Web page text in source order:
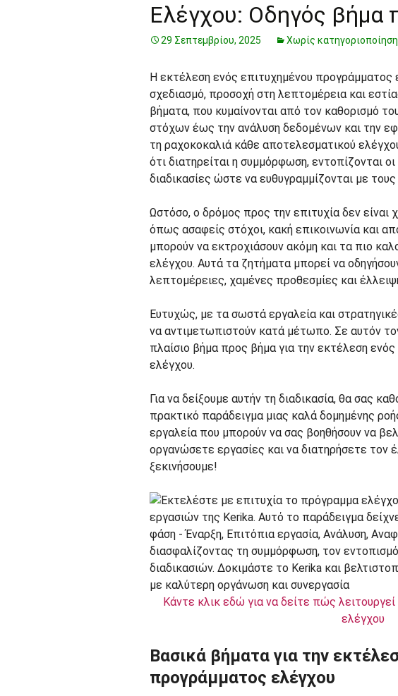
Ελέγχου: Οδηγός βήμα
29 Σεπτεμβρίου, 2025 Χωρίς κατηγοριοποίηση
Η εκτέλεση ενός επιτυχημένου προγράμματος
σχεδιασμό, προσοχή στη λεπτομέρεια και
βήματα, που κυμαίνονται από τον καθορισμό
στόχων έως την ανάλυση δεδομένων και την
τη ραχοκοκαλιά κάθε αποτελεσματικού
ότι διατηρείται η συμμόρφωση, εντοπίζονται οι
διαδικασίες ώστε να ευθυγραμμίζονται με
Ωστόσο, ο δρόμος προς την επιτυχία δεν είναι
όπως ασαφείς στόχοι, κακή επικοινωνία και
μπορούν να εκτροχιάσουν ακόμη και τα πιο
ελέγχου. Αυτά τα ζητήματα μπορεί να
λεπτομέρειες, χαμένες προθεσμίες και
Ευτυχώς, με τα σωστά εργαλεία και
να αντιμετωπιστούν κατά μέτωπο. Σε αυτόν
πλαίσιο βήμα προς βήμα για την εκτέλεση
ελέγχου.
Για να δείξουμε αυτήν τη διαδικασία, θα σας
πρακτικό παράδειγμα μιας καλά δομημένης
εργαλεία που μπορούν να σας βοηθήσουν να
οργανώσετε εργασίες και να διατηρήσετε τον
ξεκινήσουμε!
Κάντε κλικ εδώ για να δείτε πώς
ελέγχου
Βασικά βήματα για την
προγράμματος ελέγχου